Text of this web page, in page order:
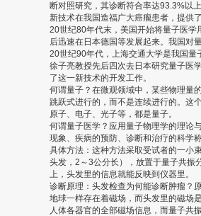
断对照研究，其诊断符合率达93.3%以
新技术在我国造福广大癌瘤患者，提供了
20世纪80年代末，美国开始将量子医学
后迅速在日本德国等发展起来。我国对
20世纪90年代，上海交通大学是我国量
徐子亮教授先后四次去日本研究量子医
了这一新技术的开发工作。
何谓量子？在微观领域中，某些物理量
跳跃式进行的，而不是连续进行的。这
原子、电子、光子等，都是量子。
何谓量子医学？应用量子物理学的理论
现象、疾病的预防、诊断和治疗的科学
具体方法：这种方法采取受试者的一小
头发，2～3公分长），放置于量子共振
上，头发里的信息就能反映到仪器里。
诊断原理：头发检查为何能诊断肿瘤？
地球一样存在着磁场，而头发里的磁场
人体各器官的全部磁场信息，而量子共